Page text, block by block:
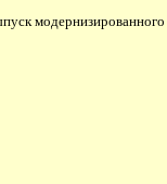
модернизированного